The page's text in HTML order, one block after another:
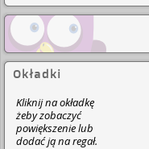
Okładki
Kliknij na okładkę
żeby zobaczyć
powiększenie lub
dodać ją na regał.